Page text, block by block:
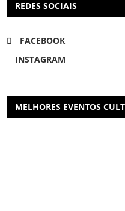
REDES SOCIAIS
FACEBOOK
INSTAGRAM
MELHORES EVENTOS